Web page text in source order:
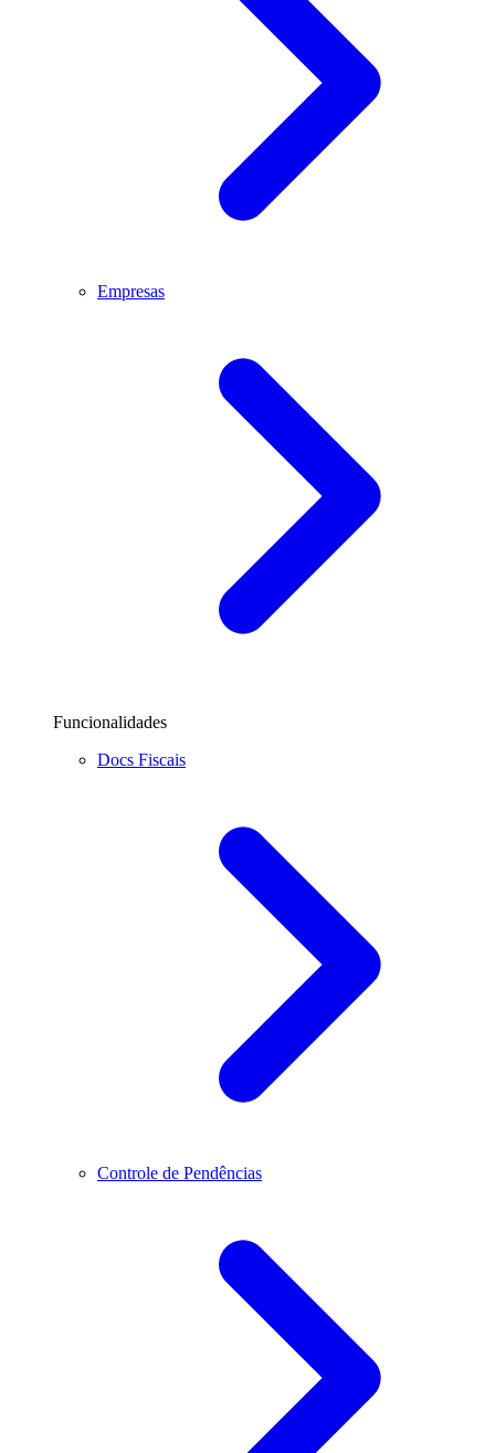
Empresas
Funcionalidades
Docs Fiscais
Controle de Pendências